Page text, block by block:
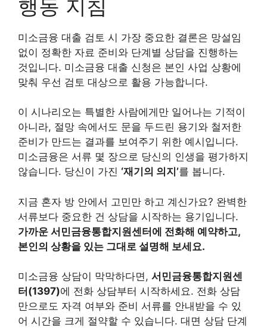
행동 지침
미소금융 대출 검토 시 가장 중요한 결론은 망설임
없이 정확한 자료 준비와 단계별 상담을 진행하는
것입니다. 미소금융 대출 신청은 본인 사업 상황에
맞춰 우선 검토 대상으로 활용 가능합니다.
이 시나리오는 특별한 사람에게만 일어나는 기적이
아니라, 절망 속에서도 문을 두드린 용기와 철저한
준비가 만드는 결과를 보여주기 위한 예시입니다.
미소금융은 서류 몇 장으로 당신의 인생을 평가하지
않습니다. 당신이 가진 ‘재기의 의지’를 봅니다.
지금 혼자 방 안에서 고민만 하고 계신가요? 완벽한
서류보다 중요한 건 상담을 시작하는 용기입니다.
가까운 서민금융통합지원센터에 전화해 예약하고,
본인의 상황을 있는 그대로 설명해 보세요.
미소금융 상담이 막막하다면, 서민금융통합지원센
터(1397)에 전화 상담부터 시작하세요. 전화 상담
만으로도 자격 여부와 준비 서류를 안내받을 수 있
어 시간을 크게 절약할 수 있습니다. 대면 상담 단계